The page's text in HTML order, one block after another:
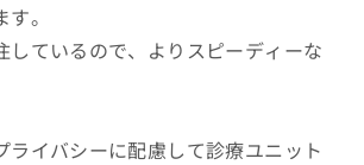
。
しているので、よりスピーディーな
ライバシーに配慮して診療ユニット